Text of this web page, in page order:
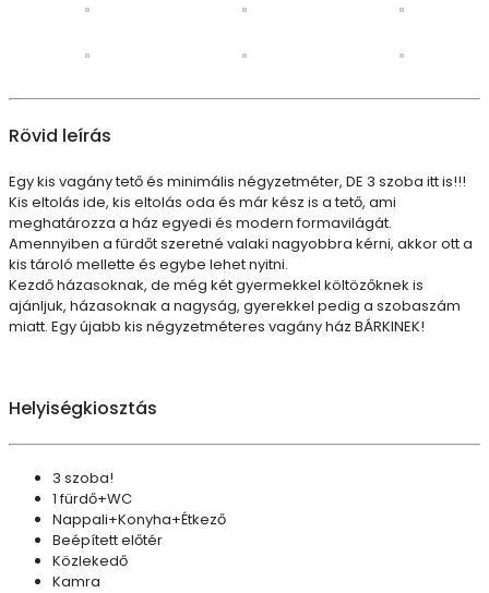
Rövid leírás
Egy kis vagány tető és minimális négyzetméter, DE 3 szoba itt is!!!
Kis eltolás ide, kis eltolás oda és már kész is a tető, ami
meghatározza a ház egyedi és modern formavilágát.
Amennyiben a fürdőt szeretné valaki nagyobbra kérni, akkor ott a
kis tároló mellette és egybe lehet nyitni.
Kezdő házasoknak, de még két gyermekkel költözőknek is
ajánljuk, házasoknak a nagyság, gyerekkel pedig a szobaszám
miatt. Egy újabb kis négyzetméteres vagány ház BÁRKINEK!
Helyiségkiosztás
3 szoba!
1 fürdő+WC
Nappali+Konyha+Étkező
Beépített előtér
Közlekedő
Kamra